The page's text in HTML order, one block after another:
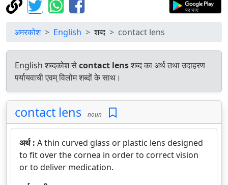
अमरकोश English शब्द contact lens
English शब्दकोश सेcontact lensशब्द का अर्थ तथा उदाहरण
पर्यायवाची एवम् विलोम शब्दों के साथ।
contact lens noun
अर्थ : A thin curved glass or plastic lens designed
to fit over the cornea in order to correct vision
or to deliver medication.